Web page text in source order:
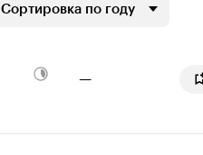
Сортировка по году
—